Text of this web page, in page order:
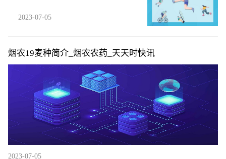
2023-07-05
烟农19麦种简介_烟农农药_天天时快讯
2023-07-05